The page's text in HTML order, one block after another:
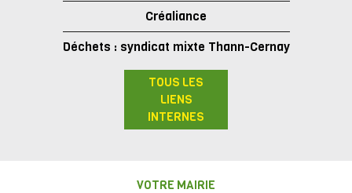
Créaliance
Déchets : syndicat mixte Thann-Cernay
TOUS LES
LIENS
INTERNES
VOTRE MAIRIE